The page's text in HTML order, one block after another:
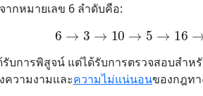
ากหมายเลข 6 ลำดับคือ:
6→ 3 →10→ → 16 →
บการพิสูจน์ แต่ได้รับการตรวจสอบสำห
ความงามและความไม่แน่นอนของกฎท